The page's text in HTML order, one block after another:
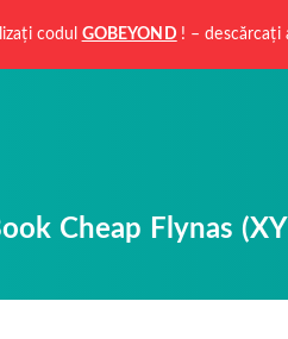
codul GOBEYOND ! – descărcați
Cheap Flynas